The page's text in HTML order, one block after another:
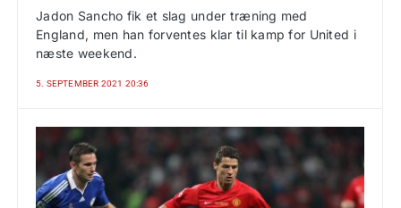
Jadon Sancho fik et slag under træning med
England, men han forventes klar til kamp for United i
næste weekend.
5. SEPTEMBER 2021 20:36